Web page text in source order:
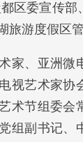
区委宣传部
旅游度假区
、亚洲微
视艺术家协
术节组委会
组副书记、